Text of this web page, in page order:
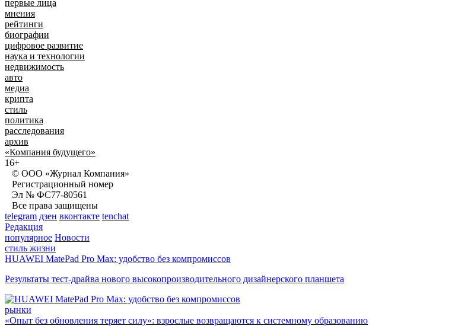
первые лица
мнения
рейтинги
биографии
цифровое развитие
наука и технологии
недвижимость
авто
медиа
крипта
стиль
политика
расследования
архив
«Компания будущего»
16+
© ООО «Журнал Компания»
Регистрационный номер
Эл № ФС77-80561
Все права защищены
telegram дзен вконтакте tenchat
Редакция
популярное Новости
стиль жизни
HUAWEI MatePad Pro Max: удобство без компромиссов
Результаты тест-драйва нового высокопроизводительного дизайнерского планшета
рынки
«Опыт без обновления теряет силу»: взрослые возвращаются к системному образованию